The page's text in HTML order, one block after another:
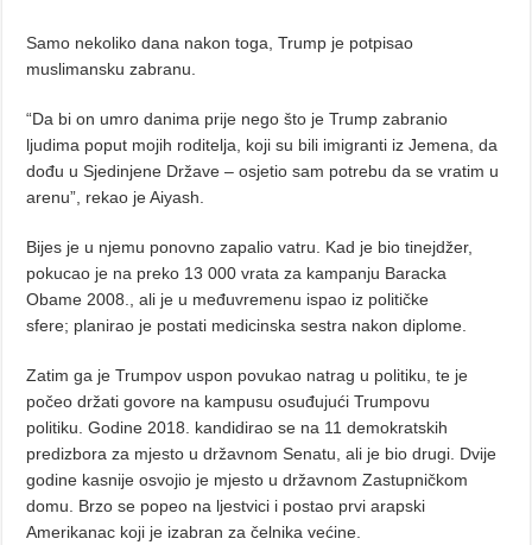
Samo nekoliko dana nakon toga, Trump je potpisao
muslimansku zabranu.
“Da bi on umro danima prije nego što je Trump zabranio
ljudima poput mojih roditelja, koji su bili imigranti iz Jemena, da
dođu u Sjedinjene Države – osjetio sam potrebu da se vratim u
arenu”, rekao je Aiyash.
Bijes je u njemu ponovno zapalio vatru. Kad je bio tinejdžer,
pokucao je na preko 13 000 vrata za kampanju Baracka
Obame 2008., ali je u međuvremenu ispao iz političke
sfere; planirao je postati medicinska sestra nakon diplome.
Zatim ga je Trumpov uspon povukao natrag u politiku, te je
počeo držati govore na kampusu osuđujući Trumpovu
politiku. Godine 2018. kandidirao se na 11 demokratskih
predizbora za mjesto u državnom Senatu, ali je bio drugi. Dvije
godine kasnije osvojio je mjesto u državnom Zastupničkom
domu. Brzo se popeo na ljestvici i postao prvi arapski
Amerikanac koji je izabran za čelnika većine.